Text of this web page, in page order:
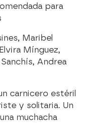
para
Maribel
Mínguez,
Sanchís, Andrea
carnicero estéril
y solitaria. Un
muchacha